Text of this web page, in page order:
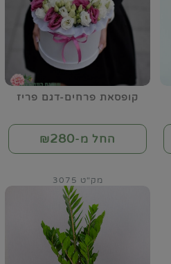
קופסאת פרחים-דגם פריז
החל מ-₪280
מק"ט 3075